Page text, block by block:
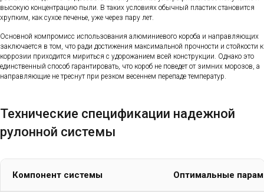
высокую концентрацию пыли. В таких условиях обычный пластик становится
хрупким, как сухое печенье, уже через пару лет.
Основной компромисс использования алюминиевого короба и направляющих
заключается в том, что ради достижения максимальной прочности и стойкости к
коррозии приходится мириться с удорожанием всей конструкции. Однако это
единственный способ гарантировать, что короб не поведет от зимних морозов, а
направляющие не треснут при резком весеннем перепаде температур.
Технические спецификации надежной
рулонной системы
Компонент системы Оптимальные